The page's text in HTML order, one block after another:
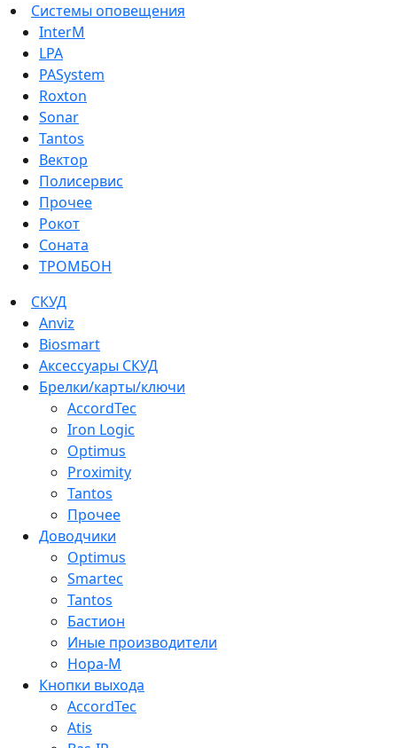
Системы оповещения
InterM
LPA
PASystem
Roxton
Sonar
Tantos
Вектор
Полисервис
Прочее
Рокот
Соната
ТРОМБОН
СКУД
Anviz
Biosmart
Аксессуары СКУД
Брелки/карты/ключи
AccordTec
Iron Logic
Optimus
Proximity
Tantos
Прочее
Доводчики
Optimus
Smartec
Tantos
Бастион
Иные производители
Нора-М
Кнопки выхода
AccordTec
Atis